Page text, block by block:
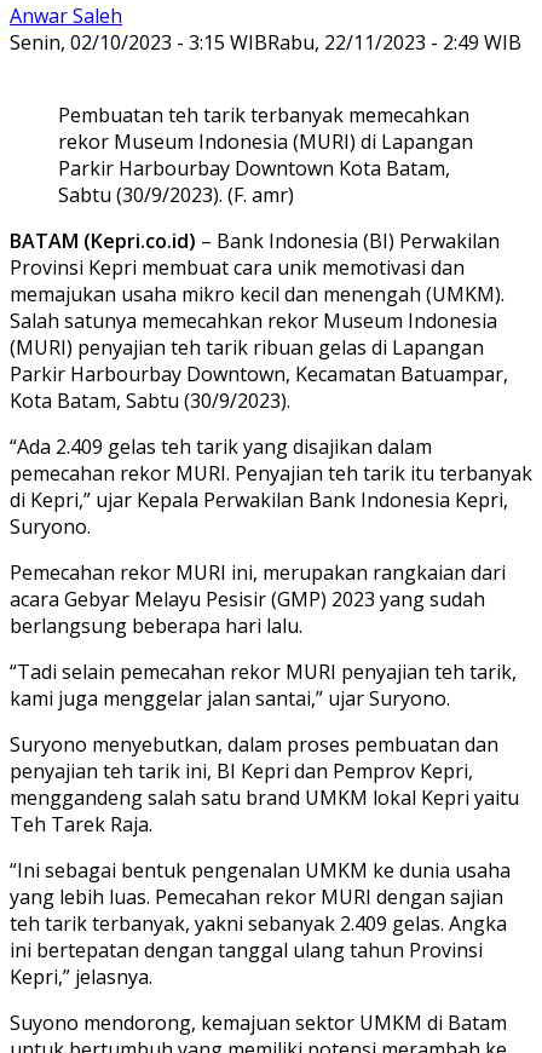
Anwar Saleh
Senin, 02/10/2023 - 3:15 WIBRabu, 22/11/2023 - 2:49 WIB
Pembuatan teh tarik terbanyak memecahkan
rekor Museum Indonesia (MURI) di Lapangan
Parkir Harbourbay Downtown Kota Batam,
Sabtu (30/9/2023). (F. amr)
BATAM (Kepri.co.id) – Bank Indonesia (BI) Perwakilan
Provinsi Kepri membuat cara unik memotivasi dan
memajukan usaha mikro kecil dan menengah (UMKM).
Salah satunya memecahkan rekor Museum Indonesia
(MURI) penyajian teh tarik ribuan gelas di Lapangan
Parkir Harbourbay Downtown, Kecamatan Batuampar,
Kota Batam, Sabtu (30/9/2023).
“Ada 2.409 gelas teh tarik yang disajikan dalam
pemecahan rekor MURI. Penyajian teh tarik itu terbanyak
di Kepri,” ujar Kepala Perwakilan Bank Indonesia Kepri,
Suryono.
Pemecahan rekor MURI ini, merupakan rangkaian dari
acara Gebyar Melayu Pesisir (GMP) 2023 yang sudah
berlangsung beberapa hari lalu.
“Tadi selain pemecahan rekor MURI penyajian teh tarik,
kami juga menggelar jalan santai,” ujar Suryono.
Suryono menyebutkan, dalam proses pembuatan dan
penyajian teh tarik ini, BI Kepri dan Pemprov Kepri,
menggandeng salah satu brand UMKM lokal Kepri yaitu
Teh Tarek Raja.
“Ini sebagai bentuk pengenalan UMKM ke dunia usaha
yang lebih luas. Pemecahan rekor MURI dengan sajian
teh tarik terbanyak, yakni sebanyak 2.409 gelas. Angka
ini bertepatan dengan tanggal ulang tahun Provinsi
Kepri,” jelasnya.
Suyono mendorong, kemajuan sektor UMKM di Batam